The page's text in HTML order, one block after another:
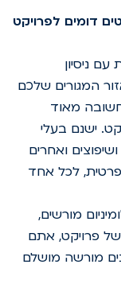
דומים לפרויקט
ניסיון
המגורים שלכם
מאוד
ישנם בעלי
ואחרים
לכל אחד
מורשים,
פרויקט, אתם
מורשה מושלם